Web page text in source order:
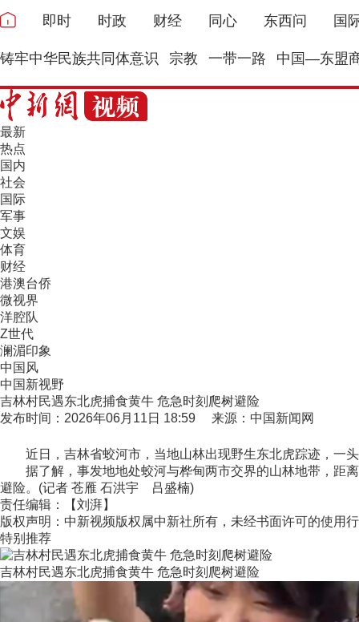
即时 时政 财经 同心 东西问 国
铸牢中华民族共同体意识 宗教 一带一路 中国—东盟
最新
热点
国内
社会
国际
军事
文娱
体育
财经
港澳台侨
微视界
洋腔队
Z世代
澜湄印象
中国风
中国新视野
吉林村民遇东北虎捕食黄牛 危急时刻爬树避险
发布时间：2026年06月11日 18:59 来源：中国新闻网
近日，吉林省蛟河市，当地山林出现野生东北虎踪迹，一头
据了解，事发地地处蛟河与桦甸两市交界的山林地带，距离
避险。(记者 苍雁 石洪宇 吕盛楠)
责任编辑：【刘湃】
版权声明：中新视频版权属中新社所有，未经书面许可的使用
特别推荐
吉林村民遇东北虎捕食黄牛 危急时刻爬树避险